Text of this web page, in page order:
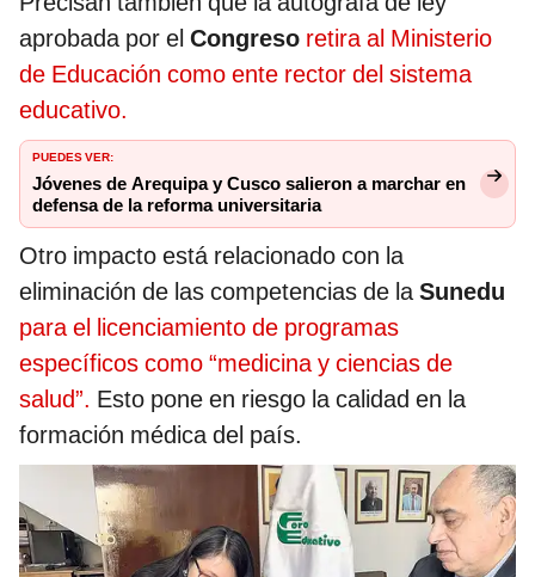
aprobada por el Congreso retira al Ministerio
de Educación como ente rector del sistema
educativo.
PUEDES VER:
Jóvenes de Arequipa y Cusco salieron a marchar en
defensa de la reforma universitaria
Otro impacto está relacionado con la
eliminación de las competencias de laSunedu
para el licenciamiento de programas
específicos como “medicina y ciencias de
salud”. Esto pone en riesgo la calidad en la
formación médica del país.